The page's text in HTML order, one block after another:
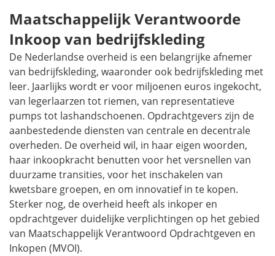
Maatschappelijk Verantwoorde
Inkoop van bedrijfskleding
De Nederlandse overheid is een belangrijke afnemer
van bedrijfskleding, waaronder ook bedrijfskleding met
leer. Jaarlijks wordt er voor miljoenen euros ingekocht,
van legerlaarzen tot riemen, van representatieve
pumps tot lashandschoenen. Opdrachtgevers zijn de
aanbestedende diensten van centrale en decentrale
overheden. De overheid wil, in haar eigen woorden,
haar inkoopkracht benutten voor het versnellen van
duurzame transities, voor het inschakelen van
kwetsbare groepen, en om innovatief in te kopen.
Sterker nog, de overheid heeft als inkoper en
opdrachtgever duidelijke verplichtingen op het gebied
van Maatschappelijk Verantwoord Opdrachtgeven en
Inkopen (MVOI).